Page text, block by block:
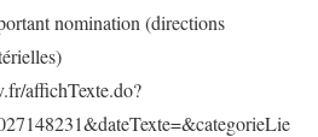
nomination (directions
affichTexte.do?